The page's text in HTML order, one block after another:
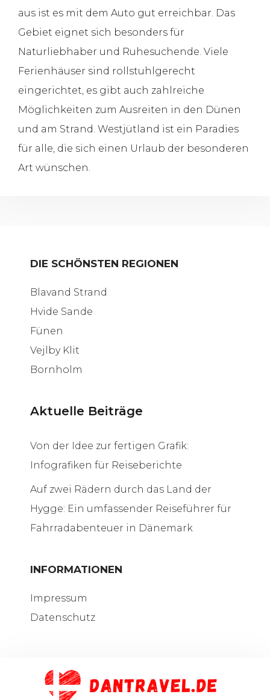
aus ist es mit dem Auto gut erreichbar. Das
Gebiet eignet sich besonders für
Naturliebhaber und Ruhesuchende. Viele
Ferienhäuser sind rollstuhlgerecht
eingerichtet, es gibt auch zahlreiche
Möglichkeiten zum Ausreiten in den Dünen
und am Strand. Westjütland ist ein Paradies
für alle, die sich einen Urlaub der besonderen
Art wünschen.
DIE SCHÖNSTEN REGIONEN
Blavand Strand
Hvide Sande
Fünen
Vejlby Klit
Bornholm
Aktuelle Beiträge
Von der Idee zur fertigen Grafik:
Infografiken für Reiseberichte
Auf zwei Rädern durch das Land der
Hygge: Ein umfassender Reiseführer für
Fahrradabenteuer in Dänemark
INFORMATIONEN
Impressum
Datenschutz